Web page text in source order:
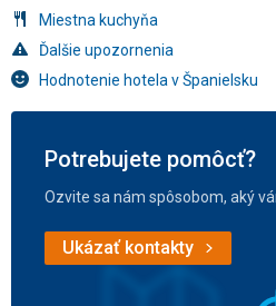
Miestna kuchyňa
Ďalšie upozornenia
Hodnotenie hotela v Španielsku
Potrebujete pomôcť?
Ozvite sa nám spôsobom, aký
Ukázať kontakty